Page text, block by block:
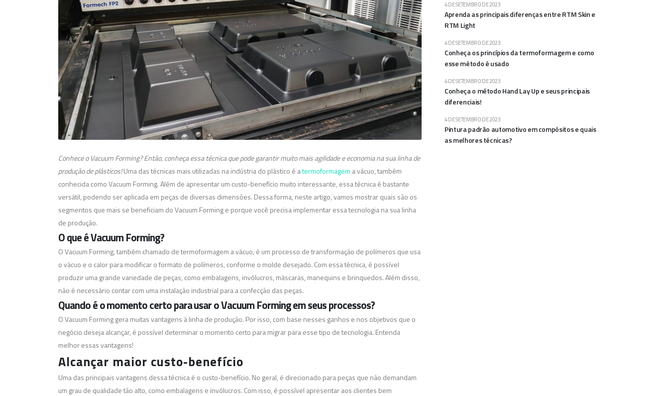
Conhece o Vacuum Forming? Então, conheça essa técnica que pode garantir muito mais agilidade e economia na sua linha de
produção de plásticos!Uma das técnicas mais utilizadas na indústria do plástico é atermoformagem a vácuo, também
conhecida como Vacuum Forming. Além de apresentar um custo-benefício muito interessante, essa técnica é bastante
versátil, podendo ser aplicada em peças de diversas dimensões. Dessa forma, neste artigo, vamos mostrar quais são os
segmentos que mais se beneficiam do Vacuum Forming e porque você precisa implementar essa tecnologia na sua linha
de produção.
O que é Vacuum Forming?
O Vacuum Forming, também chamado de termoformagem a vácuo, é um processo de transformação de polímeros que usa
o vácuo e o calor para modificar o formato de polímeros, conforme o molde desejado. Com essa técnica, é possível
produzir uma grande variedade de peças, como embalagens, invólucros, máscaras, manequins e brinquedos. Além disso,
não é necessário contar com uma instalação industrial para a confecção das peças.
Quando é o momento certo para usar o Vacuum Forming em seus processos?
O Vacuum Forming gera muitas vantagens à linha de produção. Por isso, com base nesses ganhos e nos objetivos que o
negócio deseja alcançar, é possível determinar o momento certo para migrar para esse tipo de tecnologia. Entenda
melhor essas vantagens!
Alcançar maior custo-benefício
Uma das principais vantagens dessa técnica é o custo-benefício. No geral, é direcionado para peças que não demandam
um grau de qualidade tão alto, como embalagens e invólucros. Com isso, é possível apresentar aos clientes bem
Aprenda as principais diferenças entre RTM Skin e
RTM Light
4 DE SETEMBRO DE 2023
Conheça os princípios da termoformagem e como
esse método é usado
4 DE SETEMBRO DE 2023
Conheça o método Hand Lay Up e seus principais
diferenciais!
4 DE SETEMBRO DE 2023
Pintura padrão automotivo em compósitos e quais
as melhores técnicas?
4 DE SETEMBRO DE 2023